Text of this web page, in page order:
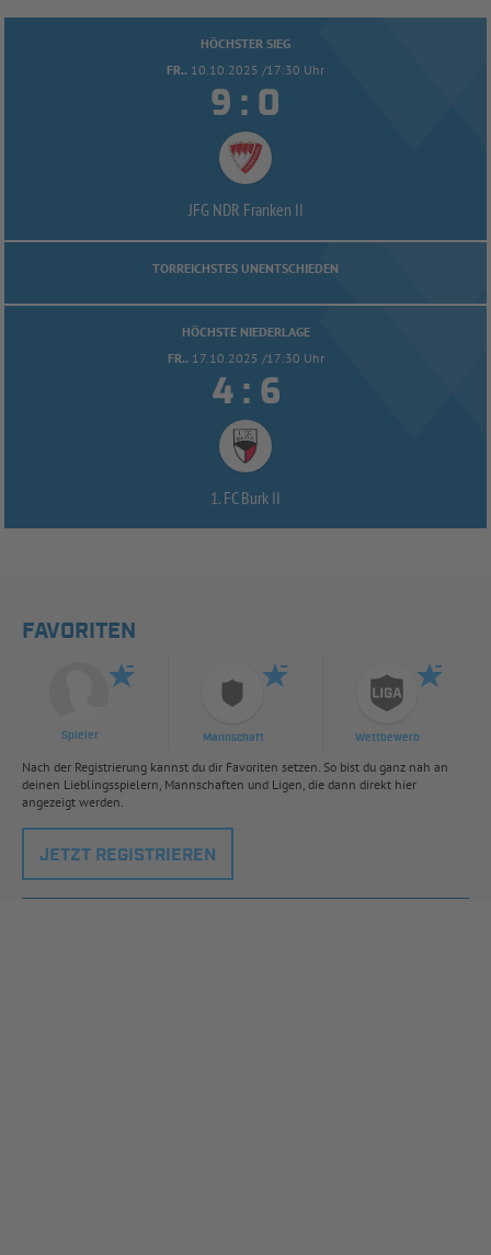
HÖCHSTER SIEG
FR.. 10.10.2025 /17:30 Uhr
 : 
JFG NDR Franken II
TORREICHSTES UNENTSCHIEDEN
HÖCHSTE NIEDERLAGE
FR.. 17.10.2025 /17:30 Uhr
 : 
1. FC Burk II
FAVORITEN
Spieler Mannschaft Wettbewerb
Nach der Registrierung kannst du dir Favoriten setzen. So bist du ganz nah an
deinen Lieblingsspielern, Mannschaften und Ligen, die dann direkt hier
angezeigt werden.
JETZT REGISTRIEREN